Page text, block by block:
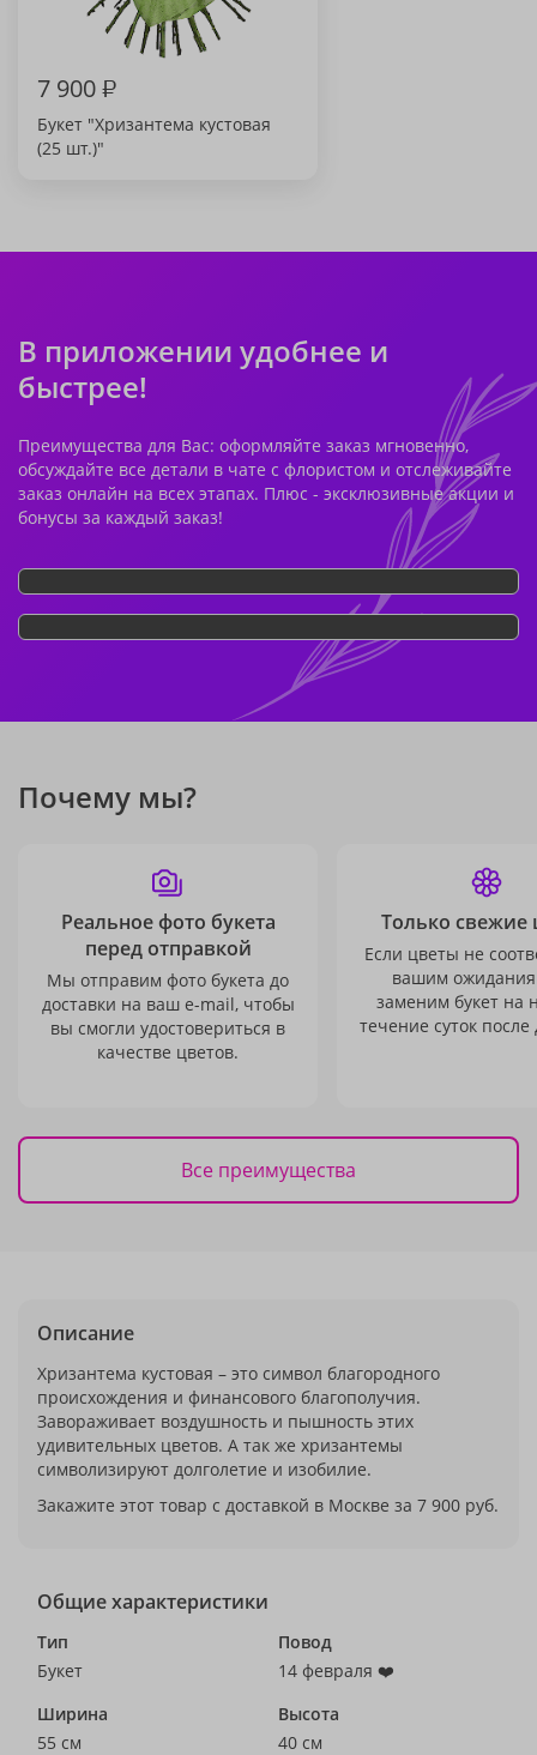
7 900₽
Букет "Хризантема кустовая
(25 шт.)"
В приложении удобнее и
быстрее!
Преимущества для Вас: оформляйте заказ мгновенно,
обсуждайте все детали в чате с флористом и отслеживайте
заказ онлайн на всех этапах. Плюс - эксклюзивные акции и
бонусы за каждый заказ!
Почему мы?
Реальное фото букета
перед отправкой
Мы отправим фото букета до
доставки на ваш e-mail, чтобы
вы смогли удостовериться в
качестве цветов.
Только свежие
Если цветы не
вашим
заменим букет на
течение суток после
Все преимущества
Описание
Хризантема кустовая – это символ благородного
происхождения и финансового благополучия.
Завораживает воздушность и пышность этих
удивительных цветов. А так же хризантемы
символизируют долголетие и изобилие.
Закажите этот товар с доставкой в Москве за 7 900 руб.
Общие характеристики
Тип
Букет
Повод
14 февраля ❤️
Ширина
55 см
Высота
40 см